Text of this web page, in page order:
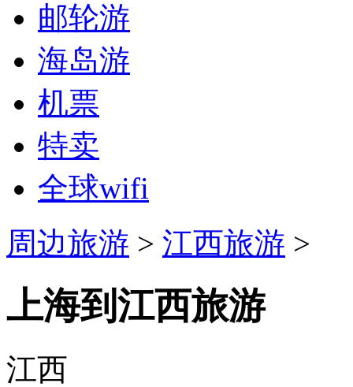
邮轮游
海岛游
机票
特卖
全球wifi
周边旅游 > 江西旅游 >
上海到江西旅游
江西